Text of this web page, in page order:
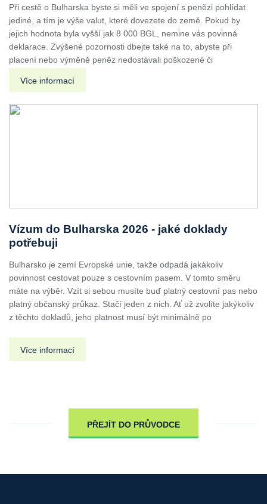
Při cestě o Bulharska byste si měli ve spojení s penězi pohlídat
jediné, a tím je výše valut, které dovezete do země. Pokud by
jejich hodnota byla vyšší jak 8 000 BGL, nemine vás povinná
deklarace. Zvýšené pozornosti dbejte také na to, abyste při
placení nebo výměně peněz nedostávali poškozené či
Více informací
Vízum do Bulharska 2026 - jaké doklady
potřebuji
Bulharsko je zemí Evropské unie, takže odpadá jakákoliv
povinnost cestovat pouze s cestovním pasem. V tomto směru
máte na výběr. Vzít si sebou musíte buď platný cestovní pas nebo
platný občanský průkaz. Stačí jeden z nich. Ať už zvolíte jakýkoliv
z těchto dokladů, jeho platnost musí být minimálně po
Více informací
PŘEJÍT DO PRŮVODCE